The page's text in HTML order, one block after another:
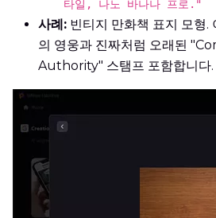
타일, 나노 바나나 프로."
사례: 빈티지 만화책 표지 모형.
의 영웅과 진짜처럼 오래된
Authority" 스탬프 포함합니다.